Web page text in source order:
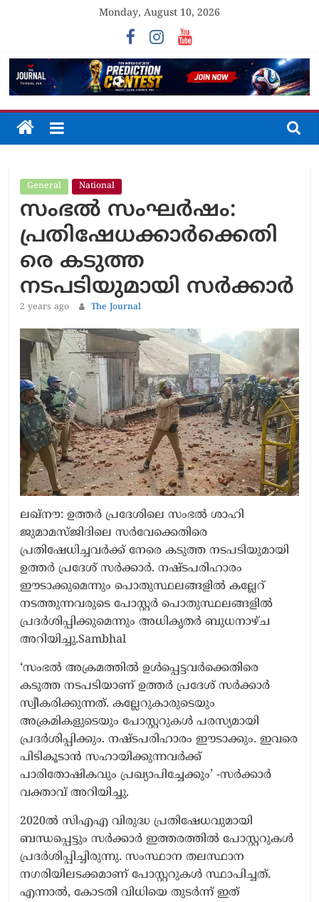
Monday, August 10, 2026
The
Unfolding
The
General National
സംഭൽ സംഘർഷം:
പ്രതിഷേധക്കാർക്കെതി
രെ കടുത്ത
നടപടിയുമായി സർക്കാർ
2 years ago The Journal
ലഖ്നൗ: ഉത്തർ പ്രദേശിലെ സംഭൽ ശാഹി
ജുമാമസ്ജിദിലെ സർവേക്കെതിരെ
പ്രതിഷേധിച്ചവർക്ക് നേരെ കടുത്ത നടപടിയുമായി
ഉത്തർ പ്രദേശ് സർക്കാർ. നഷ്ടപരിഹാരം
ഈടാക്കുമെന്നും പൊതുസ്ഥലങ്ങളിൽ കല്ലേറ്
നടത്തുന്നവരുടെ പോസ്റ്റർ പൊതുസ്ഥലങ്ങളിൽ
പ്രദർശിപ്പിക്കുമെന്നും അധികൃതർ ബുധനാഴ്ച
അറിയിച്ചു.Sambhal
‘സംഭൽ അക്രമത്തിൽ ഉൾപ്പെട്ടവർക്കെതിരെ
കടുത്ത നടപടിയാണ് ഉത്തർ പ്രദേശ് സർക്കാർ
സ്വീകരിക്കുന്നത്. കല്ലേറുകാരുടെയും
അക്രമികളുടെയും പോസ്റ്ററുകൾ പരസ്യമായി
പ്രദർശിപ്പിക്കും. നഷ്ടപരിഹാരം ഈടാക്കും. ഇവരെ
പിടികൂടാൻ സഹായിക്കുന്നവർക്ക്
പാരിതോഷികവും പ്രഖ്യാപിച്ചേക്കും’ -സർക്കാർ
വക്താവ് അറിയിച്ചു.
2020ൽ സിഎഎ വിരുദ്ധ പ്രതിഷേധവുമായി
ബന്ധപ്പെട്ടും സർക്കാർ ഇത്തരത്തിൽ പോസ്റ്ററുകൾ
പ്രദർശിപ്പിച്ചിരുന്നു. സംസ്ഥാന തലസ്ഥാന
നഗരിയിലടക്കമാണ് പോസ്റ്ററുകൾ സ്ഥാപിച്ചത്.
എന്നാൽ, കോടതി വിധിയെ തുടർന്ന് ഇത്